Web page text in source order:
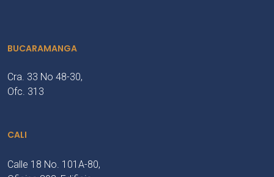
BUCARAMANGA
Cra. 33 No 48-30,
Ofc. 313
CALI
Calle 18 No. 101A-80,